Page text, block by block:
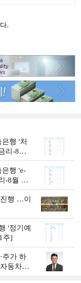
행 '처
리-8월
행 'e-
-8월 2
행 …이
'정기예
주]
주가 하
동차금